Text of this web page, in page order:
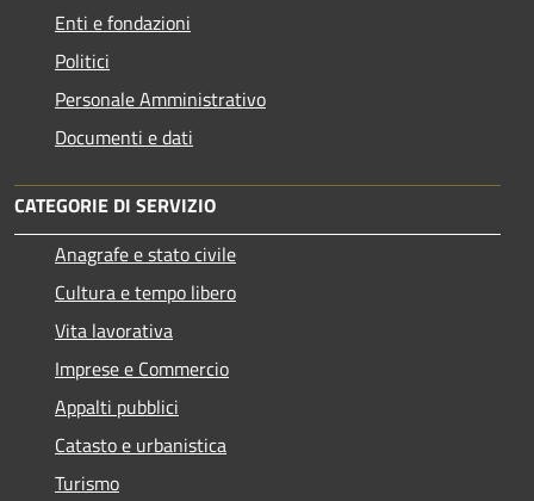
Enti e fondazioni
Politici
Personale Amministrativo
Documenti e dati
CATEGORIE DI SERVIZIO
Anagrafe e stato civile
Cultura e tempo libero
Vita lavorativa
Imprese e Commercio
Appalti pubblici
Catasto e urbanistica
Turismo